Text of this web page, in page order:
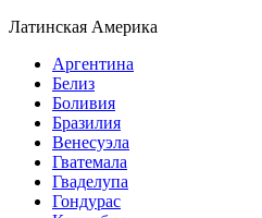
Латинская Америка
Аргентина
Белиз
Боливия
Бразилия
Венесуэла
Гватемала
Гваделупа
Гондурас